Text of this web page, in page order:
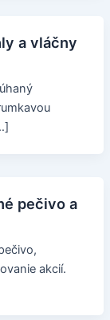
a vláčny
pečivo a
akcií.